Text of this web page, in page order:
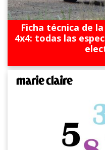
Ficha técnica de
4x4: todas las